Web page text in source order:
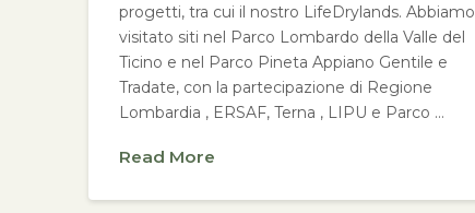
progetti, tra cui il nostro LifeDrylands. Abbiamo
visitato siti nel Parco Lombardo della Valle del
Ticino e nel Parco Pineta Appiano Gentile e
Tradate, con la partecipazione di Regione
Lombardia , ERSAF, Terna , LIPU e Parco …
Read More